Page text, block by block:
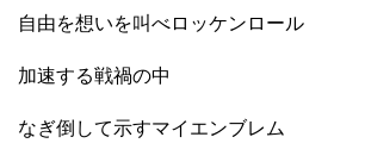
自由を想いを叫べロッケンロール
加速する戦禍の中
なぎ倒して示すマイエンブレム